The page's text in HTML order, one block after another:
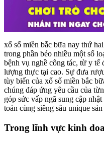
xổ số miền bắc bữa nay thứ
trong phần béo nhiều một số
bệnh vụ nghề công tác, từ y tế
lượng thực tại cao. Sự đưa
tùy biến của xổ số miền bắc
chúng đáp ứng yêu cầu của
góp sức vấp ngã sung cập
toán cùng siêng sâu unique
Trong lĩnh vực kinh